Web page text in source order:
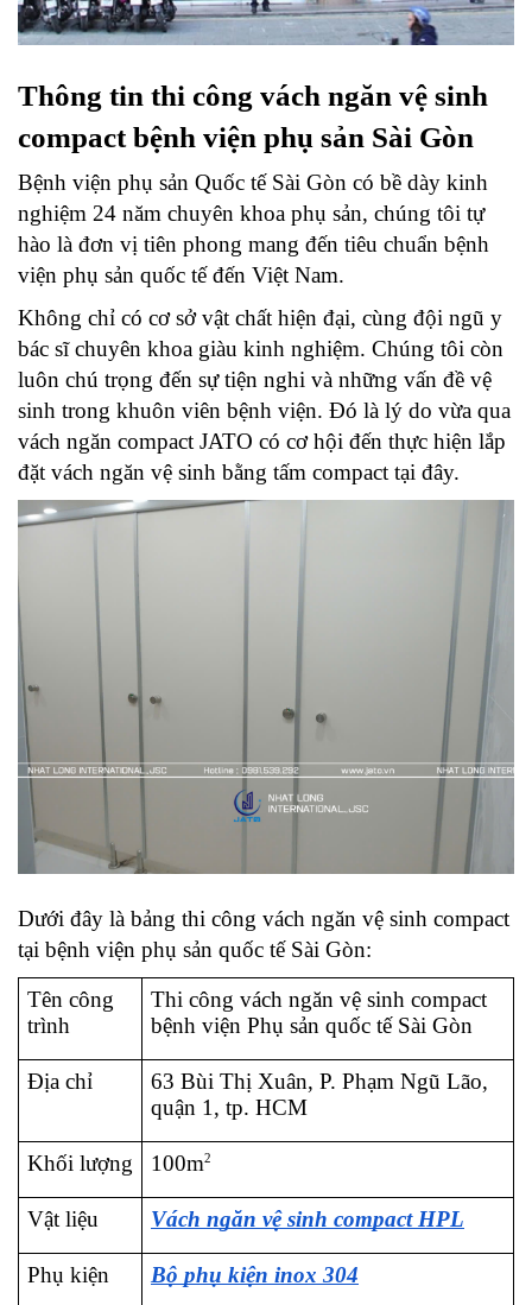
Thông tin thi công vách ngăn vệ sinh
compact bệnh viện phụ sản Sài Gòn
Bệnh viện phụ sản Quốc tế Sài Gòn có bề dày kinh
nghiệm 24 năm chuyên khoa phụ sản, chúng tôi tự
hào là đơn vị tiên phong mang đến tiêu chuẩn bệnh
viện phụ sản quốc tế đến Việt Nam.
Không chỉ có cơ sở vật chất hiện đại, cùng đội ngũ y
bác sĩ chuyên khoa giàu kinh nghiệm. Chúng tôi còn
luôn chú trọng đến sự tiện nghi và những vấn đề vệ
sinh trong khuôn viên bệnh viện. Đó là lý do vừa qua
vách ngăn compact JATO có cơ hội đến thực hiện lắp
đặt vách ngăn vệ sinh bằng tấm compact tại đây.
Dưới đây là bảng thi công vách ngăn vệ sinh compact
tại bệnh viện phụ sản quốc tế Sài Gòn:
Tên công
trình
Thi công vách ngăn vệ sinh compact
bệnh viện Phụ sản quốc tế Sài Gòn
Địa chỉ
63 Bùi Thị Xuân, P. Phạm Ngũ Lão,
quận 1, tp. HCM
Khối lượng 100m2
Vật liệu Vách ngăn vệ sinh compact HPL
Phụ kiện Bộ phụ kiện inox 304